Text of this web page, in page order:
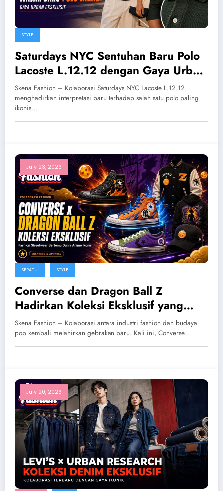
STYLE
Saturdays NYC Sentuhan Baru Polo
Lacoste L.12.12 dengan Gaya Urban
Eksklusif
Skena Fashion – Kolaborasi Saturdays NYC Lacoste L.12.12
menghadirkan interpretasi baru terhadap salah satu polo paling
ikonis…
July 23, 2026
SEPATU STYLE
Converse dan Dragon Ball Z
Hadirkan Koleksi Eksklusif yang
Memadukan Fashion serta Dunia
Anime Ikonis
Skena Fashion – Kolaborasi antara industri fashion dan budaya
pop kembali melahirkan gebrakan baru. Kali ini, Converse…
July 20, 2026